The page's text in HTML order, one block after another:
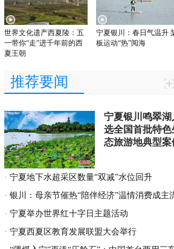
世界文化遗产西夏陵：五
一带你“走”进千年前的西
夏王朝
宁夏银川：春日气温升
板运动“热”阅海
推荐要闻
宁夏银川鸣翠湖
选全国首批特色
态旅游地典型案
· 宁夏地下水超采区数量“双减”水位回升
· 银川：母亲节催热“陪伴经济”温情消费成主
· 宁夏举办世界红十字日主题活动
· 宁夏西夏区教育发展联盟大会举行